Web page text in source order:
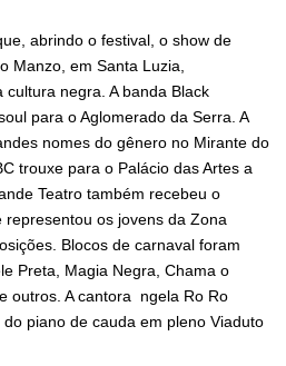
abrindo o festival, o show de
Manzo, em Santa Luzia,
negra. A banda Black
para o Aglomerado da Serra. A
nomes do gênero no Mirante do
trouxe para o Palácio das Artes a
Teatro também recebeu o
os jovens da Zona
Blocos de carnaval foram
Preta, Magia Negra, Chama o
outros. A cantora ngela Ro Ro
piano de cauda em pleno Viaduto